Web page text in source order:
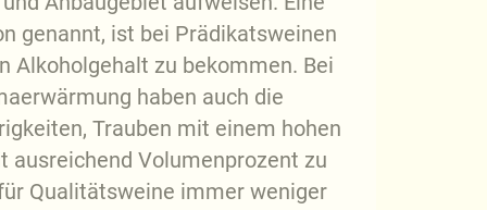
genannt, ist bei Prädikatsweinen
Alkoholgehalt zu bekommen. Bei
haben auch die
Trauben mit einem hohen
ausreichend Volumenprozent zu
Qualitätsweine immer weniger